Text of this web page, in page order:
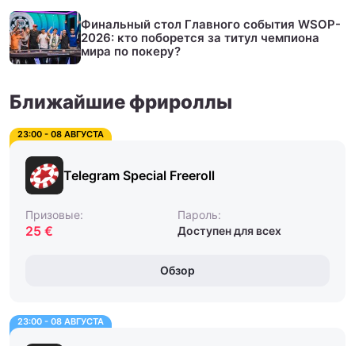
Финальный стол Главного события WSOP-
2026: кто поборется за титул чемпиона
мира по покеру?
Ближайшие фрироллы
23:00 - 08 АВГУСТА
Telegram Special Freeroll
Призовые:
25 €
Пароль:
Доступен для всех
Обзор
23:00 - 08 АВГУСТА